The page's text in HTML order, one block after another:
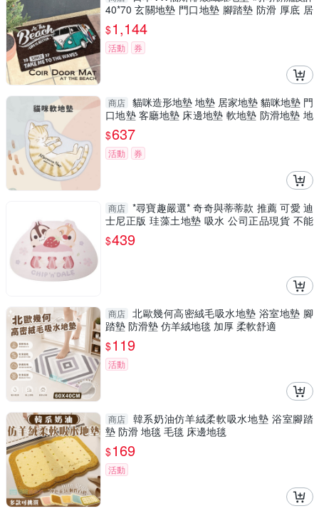
40*70 玄關地墊 門口地墊 腳踏墊 防滑 厚底 居
家生活 日本進
$1,144
活動 券
商店 貓咪造形地墊 地墊 居家地墊 貓咪地墊 門
口地墊 客廳地墊 床邊地墊 軟地墊 防滑地墊 地
墊
$637
活動 券
商店 *尋寶趣嚴選* 奇奇與蒂蒂款 推薦 可愛 迪
士尼正版 珪藻土地墊 吸水 公司正品現貨 不能
店到店!!!
$439
商店 北歐幾何高密絨毛吸水地墊 浴室地墊 腳
踏墊 防滑墊 仿羊絨地毯 加厚 柔軟舒適
$119
活動
商店
韓系奶油仿羊絨柔軟吸水地墊 浴室腳踏
墊 防滑 地毯 毛毯 床邊地毯
$169
活動